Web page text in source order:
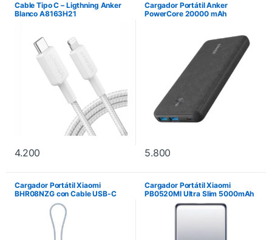
Cable Tipo C – Ligthning Anker
Blanco A8163H21
4.200
Cargador Portátil Anker
PowerCore 20000 mAh
5.800
Cargador Portátil Xiaomi
BHR08NZG con Cable USB-C
Integrado 10.000 mAh 67W –
Cargador Portátil Xiaomi
PB0520MI Ultra Slim 5000mAh
20W – Gris